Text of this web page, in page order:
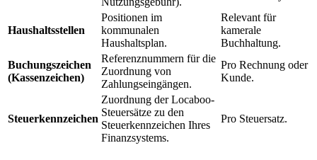
Haushaltsstellen
Positionen im
kommunalen
Haushaltsplan.
Relevant für
kamerale
Buchhaltung.
Buchungszeichen
(Kassenzeichen)
Referenznummern für die
Zuordnung von
Zahlungseingängen.
Pro Rechnung oder
Kunde.
Steuerkennzeichen
Zuordnung der Locaboo-
Steuersätze zu den
Steuerkennzeichen Ihres
Finanzsystems.
Pro Steuersatz.